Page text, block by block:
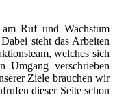
Ruf und Wachstum
steht das Arbeiten
welches sich
Umgang verschrieben
Ziele brauchen wir
dieser Seite schon